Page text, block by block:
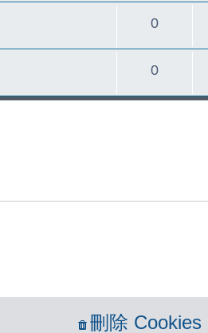
覆
0回
覆
0回
覆
刪除 Cookies